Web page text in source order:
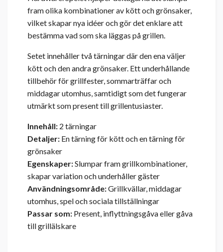
fram olika kombinationer av kött och grönsaker,
vilket skapar nya idéer och gör det enklare att
bestämma vad som ska läggas på grillen.
Setet innehåller två tärningar där den ena väljer
kött och den andra grönsaker. Ett underhållande
tillbehör för grillfester, sommarträffar och
middagar utomhus, samtidigt som det fungerar
utmärkt som present till grillentusiaster.
Innehåll: 2 tärningar
Detaljer: En tärning för kött och en tärning för
grönsaker
Egenskaper:Slumpar fram grillkombinationer,
skapar variation och underhåller gäster
Användningsområde:Grillkvällar, middagar
utomhus, spel och sociala tillställningar
Passar som: Present, inflyttningsgåva eller gåva
till grillälskare